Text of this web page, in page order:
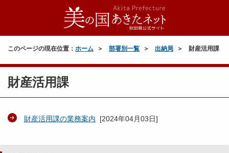
このページの現在位置： ホーム 部署別一覧 出納局 財産活用課
財産活用課
財産活用課の業務案内 [2024年04月03日]